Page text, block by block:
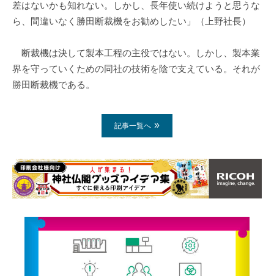
差はないかも知れない。しかし、長年使い続けようと思うな
ら、間違いなく勝田断裁機をお勧めしたい」（上野社長）
断裁機は決して製本工程の主役ではない。しかし、製本業
界を守っていくための同社の技術を陰で支えている。それが
勝田断裁機である。
記事一覧へ